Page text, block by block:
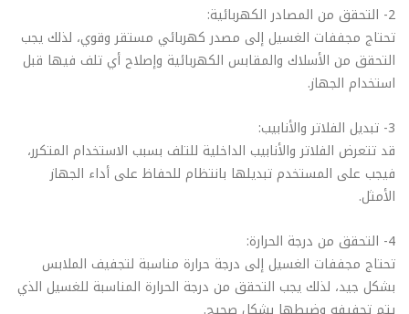
2- التحقق من المصادر الكهربائية:
تحتاج مجففات الغسيل إلى مصدر كهربائي مستقر وقوي، لذلك يجب
التحقق من الأسلاك والمقابس الكهربائية وإصلاح أي تلف فيها قبل
استخدام الجهاز.
3- تبديل الفلاتر والأنابيب:
قد تتعرض الفلاتر والأنابيب الداخلية للتلف بسبب الاستخدام المتكرر،
فيجب على المستخدم تبديلها بانتظام للحفاظ على أداء الجهاز
الأمثل.
4- التحقق من درجة الحرارة:
تحتاج مجففات الغسيل إلى درجة حرارة مناسبة لتجفيف الملابس
بشكل جيد، لذلك يجب التحقق من درجة الحرارة المناسبة للغسيل الذي